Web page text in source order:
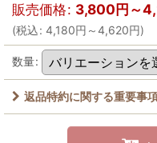
販売価格: 3,800円～
(税込: 4,180円 ～4,620円)
数量:
返品特約に関する重要事